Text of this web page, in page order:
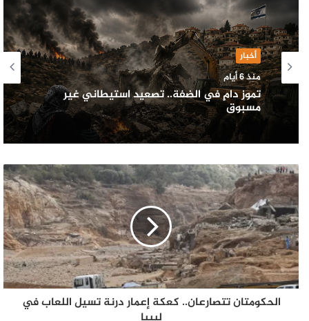
أخبار
منذ 6 أيام
تموز دامٍ في الضفة.. تصعيد استيطاني غير
مسبوق
الحكومتان تتصارعان.. كعكة إعمار درنة تسيل اللعاب في